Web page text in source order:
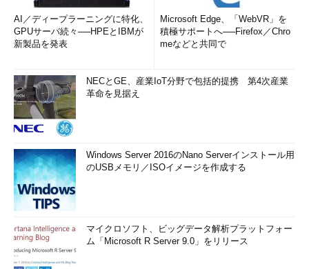
AI／ディープラーニングに特化、
GPUサーバ続々──HPEとIBMが
新製品を発表
Microsoft Edge、「WebVR」を
積極サポートへ──Firefox／Chro
meなどと共同で
NECとGE、産業IoT分野で包括的提携 第4次産業
革命を見据え
Windows Server 2016のNano Serverインストール用
のUSBメモリ／ISOイメージを作成する
マイクロソフト、ビッグデータ解析プラットフォー
ム「Microsoft R Server 9.0」をリリース